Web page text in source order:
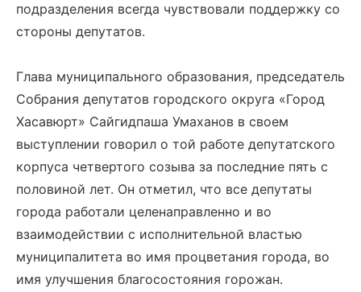
подразделения всегда чувствовали поддержку со
стороны депутатов.
Глава муниципального образования, председатель
Собрания депутатов городского округа «Город
Хасавюрт» Сайгидпаша Умаханов в своем
выступлении говорил о той работе депутатского
корпуса четвертого созыва за последние пять с
половиной лет. Он отметил, что все депутаты
города работали целенаправленно и во
взаимодействии с исполнительной властью
муниципалитета во имя процветания города, во
имя улучшения благосостояния горожан.